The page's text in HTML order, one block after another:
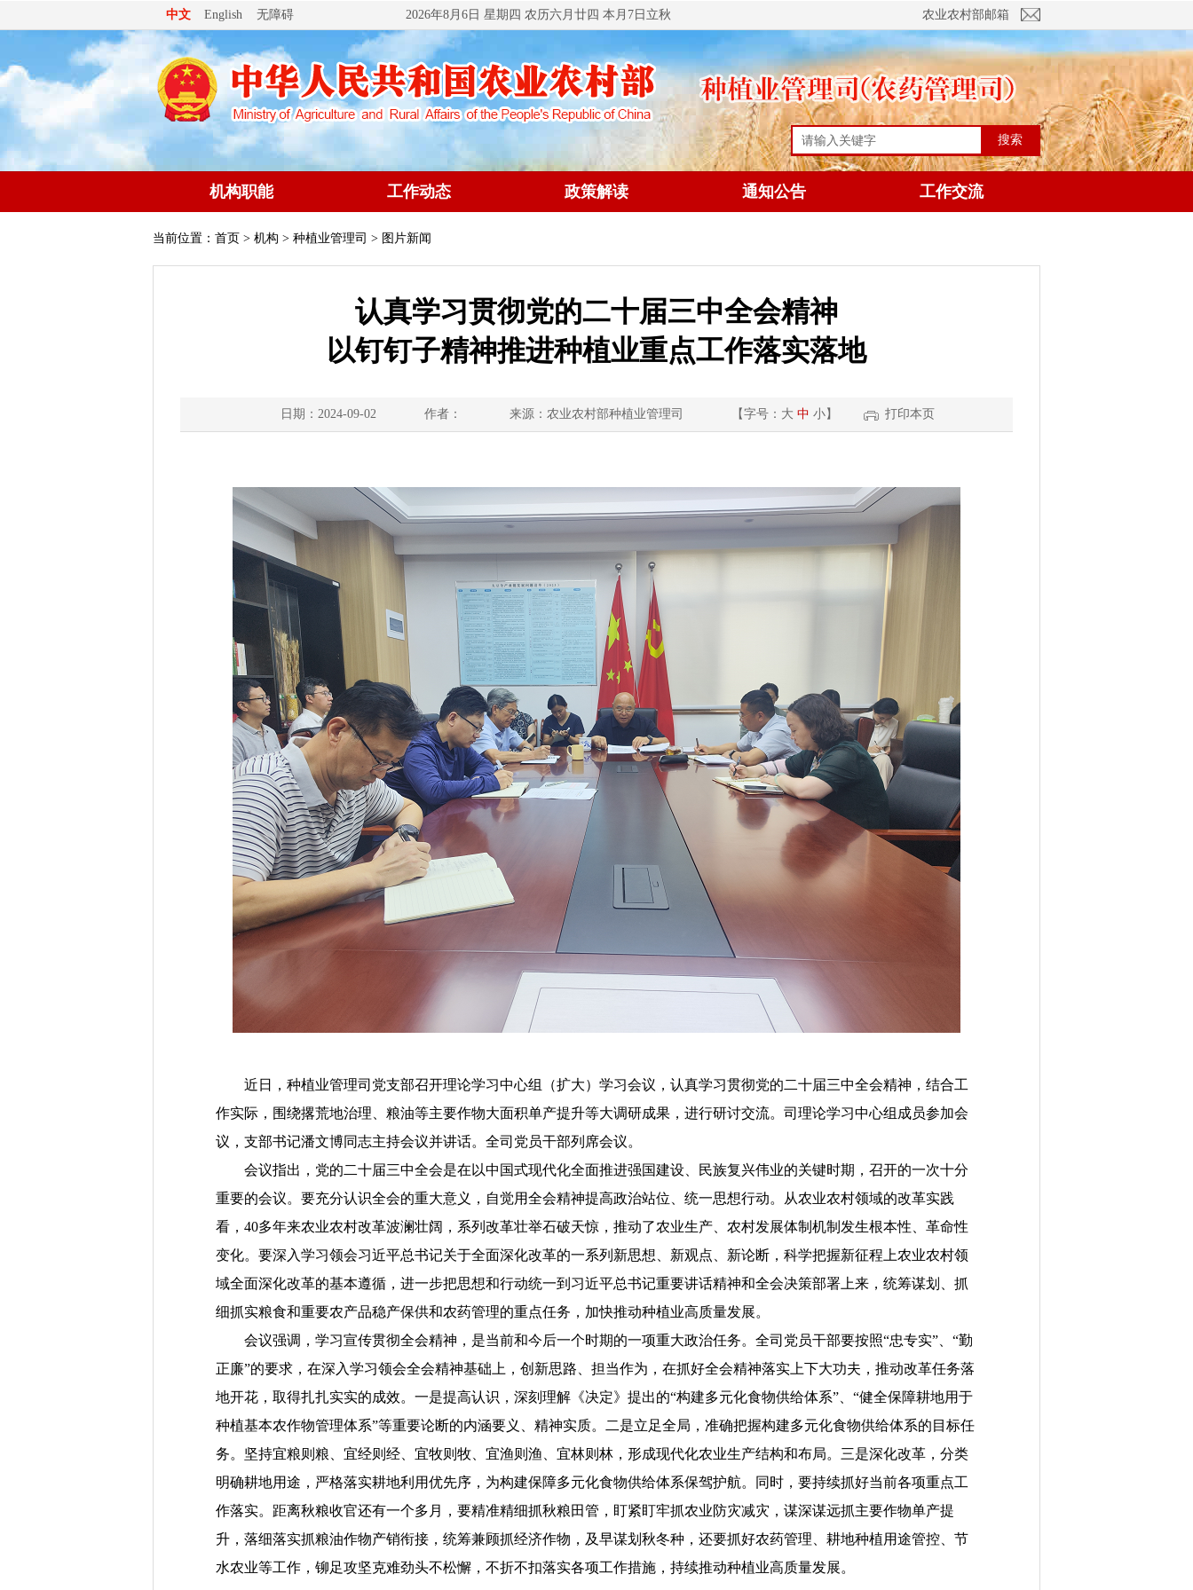
中文 English 无障碍 2026年8月6日 星期四 农历六月廿四 本月7日立秋 农业农村部邮箱
搜索
机构职能 工作动态 政策解读 通知公告 工作交流
当前位置： 首页 > 机构 > 种植业管理司 > 图片新闻
认真学习贯彻党的二十届三中全会精神
以钉钉子精神推进种植业重点工作落实落地
日期：2024-09-02 作者： 来源：农业农村部种植业管理司 【字号： 大 中 小】 打印本页
近日，种植业管理司党支部召开理论学习中心组（扩大）学习会议，认真学习贯彻党的二十届三中全会精神，结合工
作实际，围绕撂荒地治理、粮油等主要作物大面积单产提升等大调研成果，进行研讨交流。司理论学习中心组成员参加会
议，支部书记潘文博同志主持会议并讲话。全司党员干部列席会议。
会议指出，党的二十届三中全会是在以中国式现代化全面推进强国建设、民族复兴伟业的关键时期，召开的一次十分
重要的会议。要充分认识全会的重大意义，自觉用全会精神提高政治站位、统一思想行动。从农业农村领域的改革实践
看，40多年来农业农村改革波澜壮阔，系列改革壮举石破天惊，推动了农业生产、农村发展体制机制发生根本性、革命性
变化。要深入学习领会习近平总书记关于全面深化改革的一系列新思想、新观点、新论断，科学把握新征程上农业农村领
域全面深化改革的基本遵循，进一步把思想和行动统一到习近平总书记重要讲话精神和全会决策部署上来，统筹谋划、抓
细抓实粮食和重要农产品稳产保供和农药管理的重点任务，加快推动种植业高质量发展。
会议强调，学习宣传贯彻全会精神，是当前和今后一个时期的一项重大政治任务。全司党员干部要按照“忠专实”、“勤
正廉”的要求，在深入学习领会全会精神基础上，创新思路、担当作为，在抓好全会精神落实上下大功夫，推动改革任务落
地开花，取得扎扎实实的成效。一是提高认识，深刻理解《决定》提出的“构建多元化食物供给体系”、“健全保障耕地用于
种植基本农作物管理体系”等重要论断的内涵要义、精神实质。二是立足全局，准确把握构建多元化食物供给体系的目标任
务。坚持宜粮则粮、宜经则经、宜牧则牧、宜渔则渔、宜林则林，形成现代化农业生产结构和布局。三是深化改革，分类
明确耕地用途，严格落实耕地利用优先序，为构建保障多元化食物供给体系保驾护航。同时，要持续抓好当前各项重点工
作落实。距离秋粮收官还有一个多月，要精准精细抓秋粮田管，盯紧盯牢抓农业防灾减灾，谋深谋远抓主要作物单产提
升，落细落实抓粮油作物产销衔接，统筹兼顾抓经济作物，及早谋划秋冬种，还要抓好农药管理、耕地种植用途管控、节
水农业等工作，铆足攻坚克难劲头不松懈，不折不扣落实各项工作措施，持续推动种植业高质量发展。